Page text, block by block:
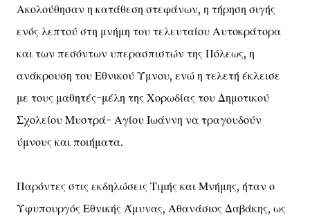
Ακολούθησαν η κατάθεση στεφάνων, η τήρηση σιγής
ενός λεπτού στη μνήμη του τελευταίου Αυτοκράτορα
και των πεσόντων υπερασπιστών της Πόλεως, η
ανάκρουση του Εθνικού Ύμνου, ενώ η τελετή έκλεισε
με τους μαθητές-μέλη της Χορωδίας του Δημοτικού
Σχολείου Μυστρά- Αγίου Ιωάννη να τραγουδούν
ύμνους και ποιήματα.
Παρόντες στις εκδηλώσεις Τιμής και Μνήμης, ήταν ο
Υφυπουργός Εθνικής Άμυνας, Αθανάσιος Δαβάκης, ως